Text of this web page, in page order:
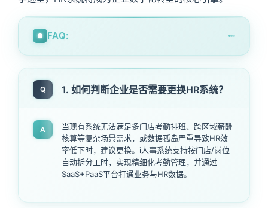
FAQ:
Q 1. 如何判断企业是否需要更换HR系统？
A
当现有系统无法满足多门店考勤排班、跨区域薪酬
核算等复杂场景需求，或数据孤岛严重导致HR效
率低下时，建议更换。i人事系统支持按门店/岗位
自动拆分工时，实现精细化考勤管理，并通过
SaaS+PaaS平台打通业务与HR数据。